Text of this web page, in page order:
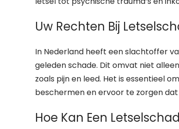
Uw Rechten Bij
In Nederland heeft een slachtoffer
geleden schade. Dit omvat niet
zoals pijn en leed. Het is essentieel
beschermen en ervoor te zorgen
Hoe Kan Een